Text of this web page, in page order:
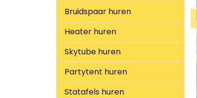
Bruidspaar huren
Heater huren
Skytube huren
Partytent huren
Statafels huren